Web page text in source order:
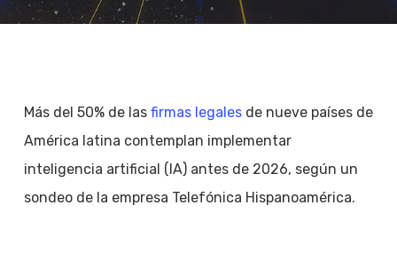
Más del 50% de las firmas legalesde nueve países de
América latina contemplan implementar
inteligencia artificial (IA) antes de 2026, según un
sondeo de la empresa Telefónica Hispanoamérica.